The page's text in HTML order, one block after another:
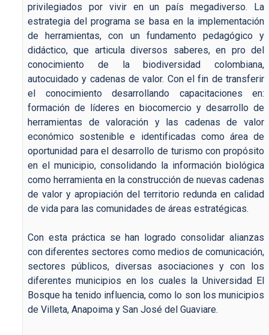
privilegiados por vivir en un país megadiverso. La
estrategia del programa se basa en la implementación
de herramientas, con un fundamento pedagógico y
didáctico, que articula diversos saberes, en pro del
conocimiento de la biodiversidad colombiana,
autocuidado y cadenas de valor. Con el fin de transferir
el conocimiento desarrollando capacitaciones en:
formación de líderes en biocomercio y desarrollo de
herramientas de valoración y las cadenas de valor
económico sostenible e identificadas como área de
oportunidad para el desarrollo de turismo con propósito
en el municipio, consolidando la información biológica
como herramienta en la construcción de nuevas cadenas
de valor y apropiación del territorio redunda en calidad
de vida para las comunidades de áreas estratégicas.
Con esta práctica se han logrado consolidar alianzas
con diferentes sectores como medios de comunicación,
sectores públicos, diversas asociaciones y con los
diferentes municipios en los cuales la Universidad El
Bosque ha tenido influencia, como lo son los municipios
de Villeta, Anapoima y San José del Guaviare.